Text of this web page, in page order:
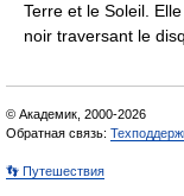
Terre et le Soleil.
noir traversant le
© Академик, 2000-2026
Обратная связь:
👣 Путешествия